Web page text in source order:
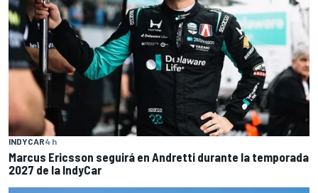
INDYCAR4 h
Marcus Ericsson seguirá en Andretti durante la temporada
2027 de la IndyCar